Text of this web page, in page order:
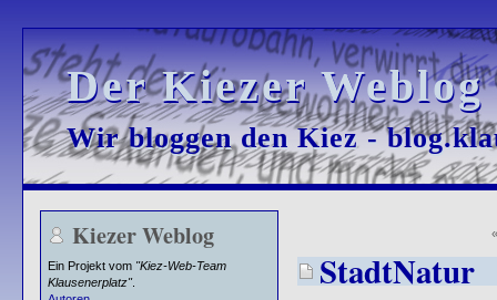
Der Kiezer
Der Kiezer
Wir bloggen den Kiez -
Wir bloggen den Kiez -
Kiezer Weblog
Ein Projekt vom "Kiez-Web-Team
Klausenerplatz".
StadtNatur